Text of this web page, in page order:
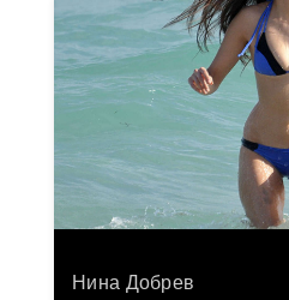
Нина Добрев